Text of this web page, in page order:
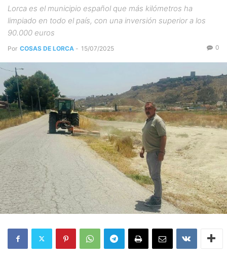
Lorca es el municipio español que más kilómetros ha
limpiado en todo el país, con una inversión superior a los
90.000 euros
Por COSAS DE LORCA - 15/07/2025 0